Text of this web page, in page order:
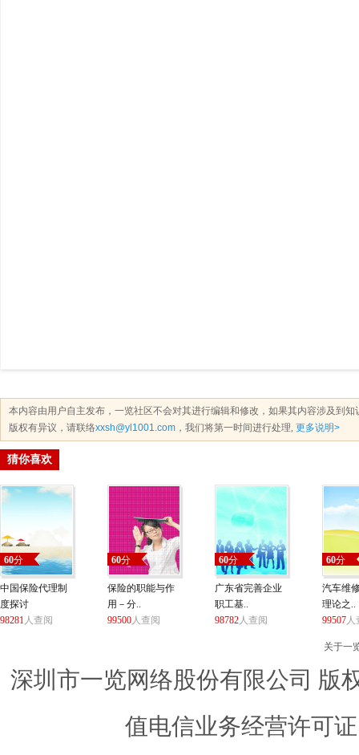
本内容由用户自主发布，一览社区不会对其进行编辑和修改，如果其内容涉及到
版权有异议，请联络xxsh@yl1001.com ，我们将第一时间进行处理, 更多说明>
猜你喜欢
60分
中国保险代理制
度探讨
98281人查阅
60分
保险的职能与作
用－分..
99500人查阅
60分
广东省完善企业
职工基..
98782人查阅
60分
汽车维
理论之..
99507人
关于一
深圳市一览网络股份有限公司 版
值电信业务经营许可